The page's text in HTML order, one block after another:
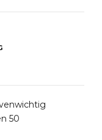
50